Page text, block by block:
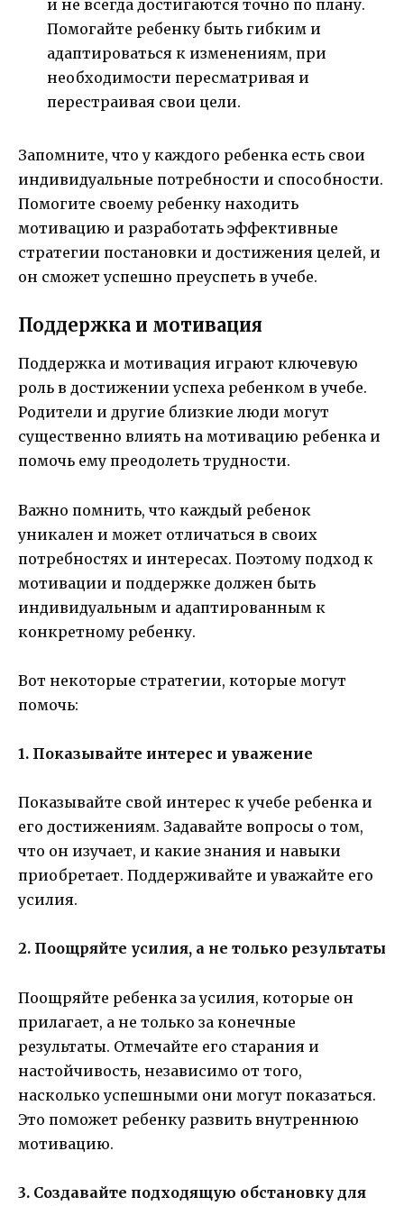
и не всегда достигаются точно по плану.
Помогайте ребенку быть гибким и
адаптироваться к изменениям, при
необходимости пересматривая и
перестраивая свои цели.
Запомните, что у каждого ребенка есть свои
индивидуальные потребности и способности.
Помогите своему ребенку находить
мотивацию и разработать эффективные
стратегии постановки и достижения целей, и
он сможет успешно преуспеть в учебе.
Поддержка и мотивация
Поддержка и мотивация играют ключевую
роль в достижении успеха ребенком в учебе.
Родители и другие близкие люди могут
существенно влиять на мотивацию ребенка и
помочь ему преодолеть трудности.
Важно помнить, что каждый ребенок
уникален и может отличаться в своих
потребностях и интересах. Поэтому подход к
мотивации и поддержке должен быть
индивидуальным и адаптированным к
конкретному ребенку.
Вот некоторые стратегии, которые могут
помочь:
1. Показывайте интерес и уважение
Показывайте свой интерес к учебе ребенка и
его достижениям. Задавайте вопросы о том,
что он изучает, и какие знания и навыки
приобретает. Поддерживайте и уважайте его
усилия.
2. Поощряйте усилия, а не только результаты
Поощряйте ребенка за усилия, которые он
прилагает, а не только за конечные
результаты. Отмечайте его старания и
настойчивость, независимо от того,
насколько успешными они могут показаться.
Это поможет ребенку развить внутреннюю
мотивацию.
3. Создавайте подходящую обстановку для